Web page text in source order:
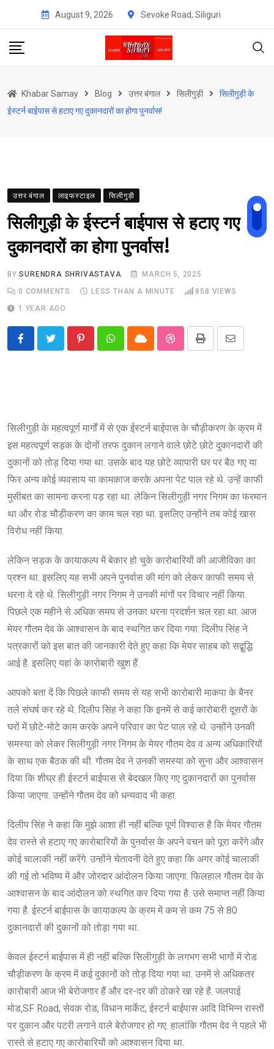
content
August 9, 2026 Sevoke Road, Siliguri
Khabar Samay Blog उत्तर बंगाल सिलीगुड़ी
सिलीगुड़ी के
ईस्टर्न बाईपास से हटाए गए दुकानदारों का होगा पुनर्वास!
उत्तर बंगाल लाइफस्टाइल सिलीगुड़ी
सिलीगुड़ी के ईस्टर्न बाईपास से हटाए गए
दुकानदारों का होगा पुनर्वास!
BYSURENDRA SHRIVASTAVA
MARCH 5, 2025
0 COMMENTS LESS THAN A MINUTE 858 VIEWS
1 YEAR AGO
PinterestWhatsappCloud StumbleUpon
Print
Share
सिलीगुड़ी के महत्वपूर्ण मार्गों में से एक ईस्टर्न बाईपास के चौड़ीकरण के क्रम में
इस महत्वपूर्ण सड़क के दोनों तरफ दुकान लगाने वाले छोटे छोटे दुकानदारों की
दुकानों को तोड़ दिया गया था. उसके बाद यह छोटे व्यापारी घर पर बैठ गए या
फिर अन्य कोई व्यवसाय या कामकाज करके अपना पेट पाल रहे थे. उन्हें काफी
मुसीबत का सामना करना पड़ रहा था. लेकिन सिलीगुड़ी नगर निगम का फरमान
था और रोड चौड़ीकरण का काम चल रहा था. इसलिए उन्होंने तब कोई खास
विरोध नहीं किया.
लेकिन सड़क के कायाकल्प में बेकार हो चुके कारोबारियों की आजीविका का
प्रश्न था. इसलिए यह सभी अपने पुनर्वास की मांग को लेकर काफी समय से
धरना दे रहे थे. सिलीगुड़ी नगर निगम ने उनकी मांगों पर विचार नहीं किया.
पिछले एक महीने से अधिक समय से उनका धरना प्रदर्शन चल रहा था. आज
मेयर गौतम देव के आश्वासन के बाद स्थगित कर दिया गया. दिलीप सिंह ने
पत्रकारों को इस बात की जानकारी देते हुए कहा कि मेयर साहब को सद्बुद्धि
आई है. इसलिए यहां के कारोबारी खुश हैं.
आपको बता दें कि पिछले काफी समय से यह सभी कारोबारी माकपा के बैनर
तले संघर्ष कर रहे थे. दिलीप सिंह ने कहा कि इनमें से कई कारोबारी दूसरों के
घरों में छोटे-मोटे काम करके अपने परिवार का पेट पाल रहे थे. उन्होंने उनकी
समस्या को लेकर सिलीगुड़ी नगर निगम के मेयर गौतम देव व अन्य अधिकारियों
के साथ एक बैठक की थी. गौतम देव ने उनकी समस्या को सुना और आश्वासन
दिया कि शीघ्र ही ईस्टर्न बाईपास से बेदखल किए गए दुकानदारों का पुनर्वास
किया जाएगा. उन्होंने गौतम देव को धन्यवाद भी कहा.
दिलीप सिंह ने कहा कि मुझे आशा ही नहीं बल्कि पूर्ण विश्वास है कि मेयर गौतम
देव रास्ते से हटाए गए कारोबारियों के पुनर्वास के अपने वचन को पूरा करेंगे और
कोई चालाकी नहीं करेंगे. उन्होंने चेतावनी देते हुए कहा कि अगर कोई चालाकी
की गई तो भविष्य में और जोरदार आंदोलन किया जाएगा. फिलहाल गौतम देव के
आश्वासन के बाद आंदोलन को स्थगित कर दिया गया है. उसे समाप्त नहीं किया
गया है. ईस्टर्न बाईपास के कायाकल्प के क्रम में कम से कम 75 से 80
दुकानदारों की दुकानों को तोड़ा गया था.
केवल ईस्टर्न बाईपास में ही नहीं बल्कि सिलीगुड़ी के लगभग सभी भागों में रोड
चौड़ीकरण के क्रम में कई दुकानों को तोड़ दिया गया था. उनमें से अधिकतर
कारोबारी आज भी बेरोजगार हैं और दर-दर की ठोकरे खा रहे है. जलपाई
मोड,SF Road, सेवक रोड, विधान मार्केट, ईस्टर्न बाईपास आदि विभिन्न रास्तों
पर दुकान और पटरी लगाने वाले बेरोजगार हो गए. हालांकि गौतम देव ने पहले भी
रास्ते से हटाए गए कारोबारियों को आश्वासन दिया था.